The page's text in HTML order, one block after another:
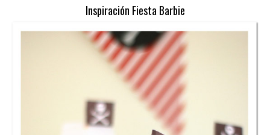
Inspiración Fiesta Barbie